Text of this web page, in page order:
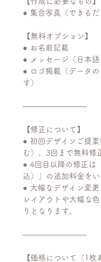
● 集合写真（できるだ
【無料オプション】
● お名前記載
● メッセージ（日本語
● ロゴ掲載（データ
す）
────────────
【修正について】
● 初回デザインご提
む）、3回まで無料修
● 4回目以降の修正は
込）」の追加料金を
● 大幅なデザイン変
レイアウトや大幅な
りとなります。
────────────
【価格について（1枚